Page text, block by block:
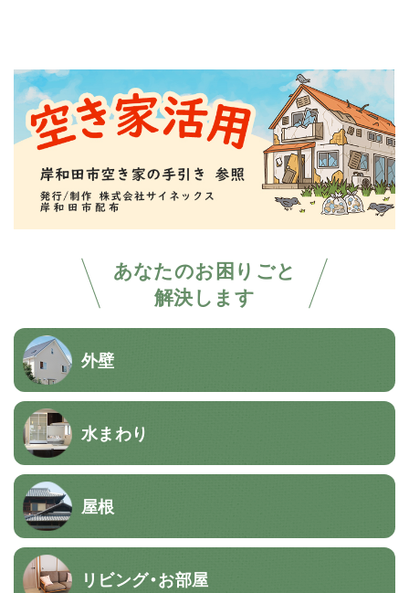
あなたのお困りごと
解決します
外壁
水まわり
屋根
リビング・お部屋